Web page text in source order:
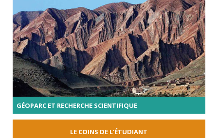
GÉOPARC ET RECHERCHE SCIENTIFIQUE
LE COINS DE L’ÉTUDIANT